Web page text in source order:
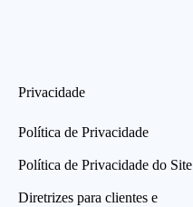
Privacidade
Política de Privacidade
Política de Privacidade do Site
Diretrizes para clientes e